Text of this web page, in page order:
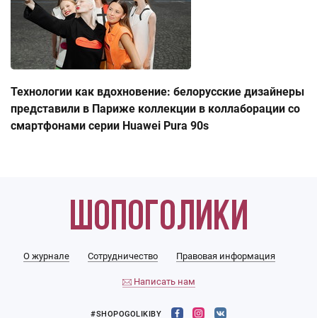
Технологии как вдохновение: белорусские дизайнеры
представили в Париже коллекции в коллаборации со
смартфонами серии Huawei Pura 90s
О журнале Сотрудничество Правовая информация
Написать нам
#SHOPOGOLIKIBY